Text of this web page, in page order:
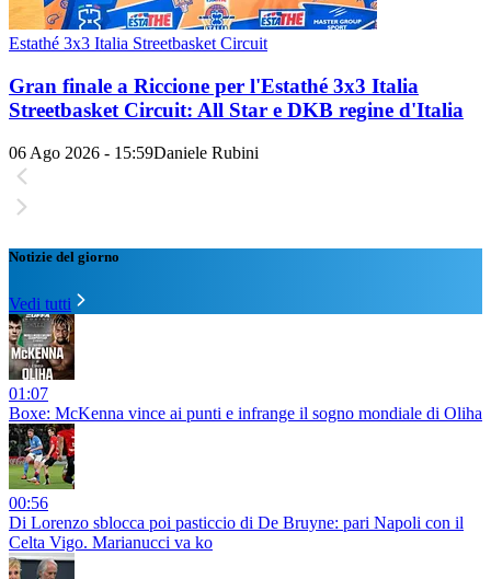
Estathé 3x3 Italia Streetbasket Circuit
Gran finale a Riccione per l'Estathé 3x3 Italia
Streetbasket Circuit: All Star e DKB regine d'Italia
06 Ago 2026 - 15:59Daniele Rubini
Notizie del giorno
Vedi tutti
01:07
Boxe: McKenna vince ai punti e infrange il sogno mondiale di Oliha
00:56
Di Lorenzo sblocca poi pasticcio di De Bruyne: pari Napoli con il
Celta Vigo. Marianucci va ko